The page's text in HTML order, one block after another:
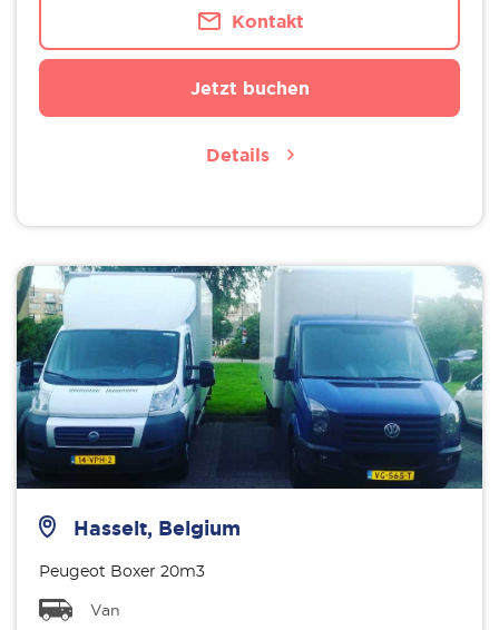
Kontakt
Jetzt buchen
Details
Hasselt, Belgium
Peugeot Boxer 20m3
Van